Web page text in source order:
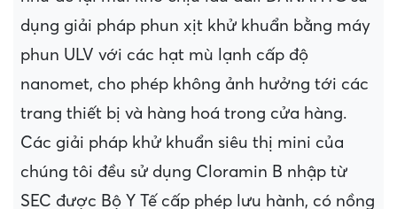
dụng giải pháp phun xịt khử khuẩn bằng máy
phun ULV với các hạt mù lạnh cấp độ
nanomet, cho phép không ảnh hưởng tới các
trang thiết bị và hàng hoá trong cửa hàng.
Các giải pháp khử khuẩn siêu thị mini của
chúng tôi đều sử dụng Cloramin B nhập từ
SEC được Bộ Y Tế cấp phép lưu hành, có nồng